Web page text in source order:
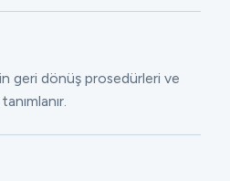
geri dönüş prosedürleri ve